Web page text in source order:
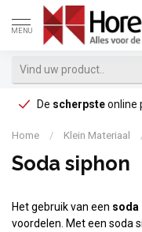
MENU
De scherpsteonline
Home / Klein Materiaal
Soda siphon
Het gebruik van een soda
voordelen. Met een soda